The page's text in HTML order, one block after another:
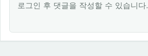
로그인 후 댓글을 작성할 수 있습니다.